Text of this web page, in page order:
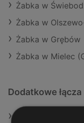
Żabka w
Żabka w
Żabka w Grębów
Żabka w Mielec
Dodatkowe łącza